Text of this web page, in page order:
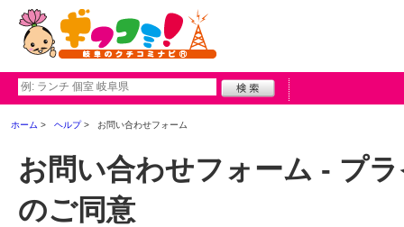
ホーム ヘルプ お問い合わせフォーム
お問い合わせフォーム - プ
のご同意